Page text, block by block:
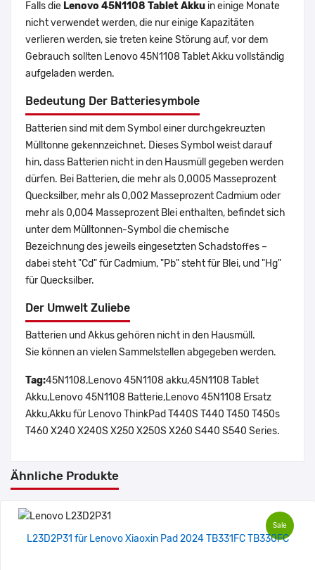
Falls die Lenovo 45N1108 Tablet Akku in einige Monate
nicht verwendet werden, die nur einige Kapazitäten
verlieren werden, sie treten keine Störung auf, vor dem
Gebrauch sollten Lenovo 45N1108 Tablet Akku vollständig
aufgeladen werden.
Bedeutung Der Batteriesymbole
Batterien sind mit dem Symbol einer durchgekreuzten
Mülltonne gekennzeichnet. Dieses Symbol weist darauf
hin, dass Batterien nicht in den Hausmüll gegeben werden
dürfen. Bei Batterien, die mehr als 0,0005 Masseprozent
Quecksilber, mehr als 0,002 Masseprozent Cadmium oder
mehr als 0,004 Masseprozent Blei enthalten, befindet sich
unter dem Mülltonnen-Symbol die chemische
Bezeichnung des jeweils eingesetzten Schadstoffes –
dabei steht "Cd" für Cadmium, "Pb" steht für Blei, und "Hg"
für Quecksilber.
Der Umwelt Zuliebe
Batterien und Akkus gehören nicht in den Hausmüll.
Sie können an vielen Sammelstellen abgegeben werden.
Tag:45N1108,Lenovo 45N1108 akku,45N1108 Tablet
Akku,Lenovo 45N1108 Batterie,Lenovo 45N1108 Ersatz
Akku,Akku für Lenovo ThinkPad T440S T440 T450 T450s
T460 X240 X240S X250 X250S X260 S440 S540 Series.
Ähnliche Produkte
Sale
L23D2P31 für Lenovo Xiaoxin Pad 2024 TB331FC TB330FC